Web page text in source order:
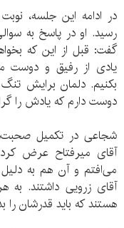
در ادامه این جلسه،
رسید. او در پاسخ به
گفت: قبل از این که
یادی از رفیق و دوست
بکنیم. دلمان برایش
دوست دارم که یادش را
شجاعی در تکمیل
آقای میرفتاح عرض
می‌افتم و آن هم به دلیل
آقای زرویی داشتند. به
هستند که باید قدرشان را